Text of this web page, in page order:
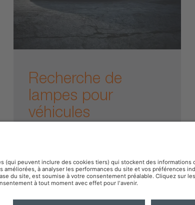
Recherche de
lampes pour
véhicules
de confidentialité Politique des cookies